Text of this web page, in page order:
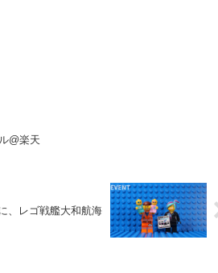
@楽天
、レゴ戦艦大和航海